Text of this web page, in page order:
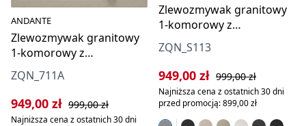
ANDANTE
Zlewozmywak granitowy
1-komorowy z
ociekaczem
ZQN_711A
Cena sprzedaży:
949,00 zł Cena regularna:
999,00 zł
Najniższa cena z ostatnich 30 dni
Zlewozmywak granitowy
1-komorowy z
ociekaczem
ZQN_S113
Cena sprzedaży:
949,00 zł Cena regularna:
999,00 zł
Najniższa cena z ostatnich 30 dni
przed promocją: 899,00 zł